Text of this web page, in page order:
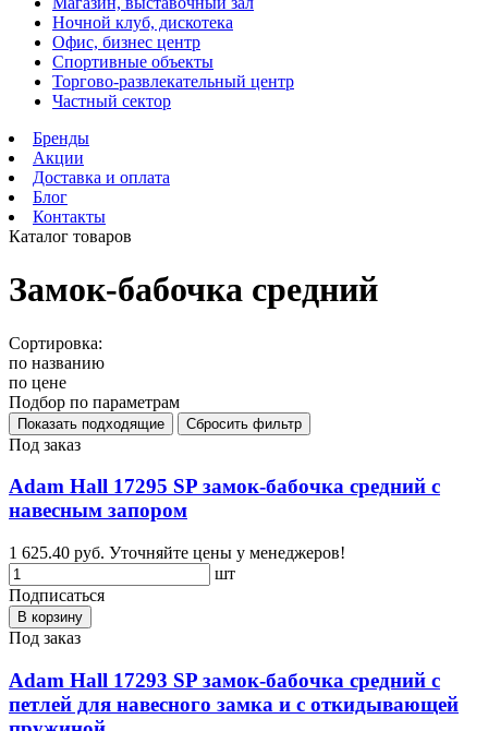
Ночной клуб, дискотека
Офис, бизнес центр
Спортивные объекты
Торгово-развлекательный центр
Частный сектор
Бренды
Акции
Доставка и оплата
Блог
Контакты
Каталог товаров
Замок-бабочка средний
Сортировка:
по названию
по цене
Подбор по параметрам
Под заказ
Adam Hall 17295 SP замок-бабочка средний с
навесным запором
1 625.40 руб. Уточняйте цены у менеджеров!
шт
Подписаться
В корзину
Под заказ
Adam Hall 17293 SP замок-бабочка средний с
петлей для навесного замка и с откидывающей